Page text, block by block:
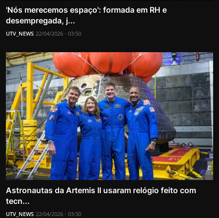
'Nós merecemos espaço': formada em RH e
desempregada, j...
UTV_NEWS 22/04/2026 - 03:50
Astronautas da Artemis II usaram relógio feito com
tecn...
UTV_NEWS 22/04/2026 - 03:50